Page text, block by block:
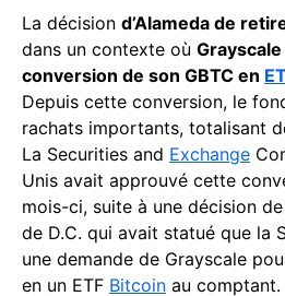
La décision d’Alameda de
dans un contexte où
conversion de son GBTC en
Depuis cette conversion, le
rachats importants, totalisant
La Securities and Exchange
Unis avait approuvé cette
mois-ci, suite à une décision
de D.C. qui avait statué que la
une demande de Grayscale
en un ETF Bitcoin au comptant.